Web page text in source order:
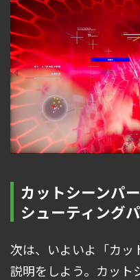
カットシーンパ
シューティング
次は、いよいよ「カッ
説明をしよう。カット